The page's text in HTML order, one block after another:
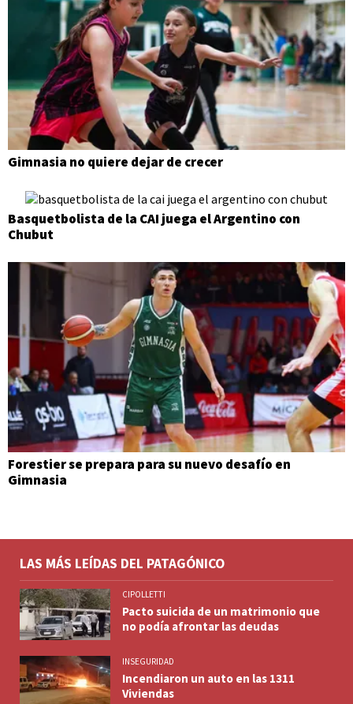
Gimnasia no quiere dejar de crecer
Basquetbolista de la CAI juega el Argentino con
Chubut
Forestier se prepara para su nuevo desafío en
Gimnasia
LAS MÁS LEÍDAS DEL PATAGÓNICO
CIPOLLETTI
Pacto suicida de un matrimonio que
no podía afrontar las deudas
INSEGURIDAD
Incendiaron un auto en las 1311
Viviendas